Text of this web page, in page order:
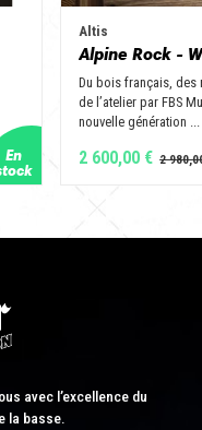
Altis
Alpine Rock -
Du bois français, des
de l’atelier par FBS
nouvelle génération ...
2 600,00 €
avec l’excellence du
la basse.